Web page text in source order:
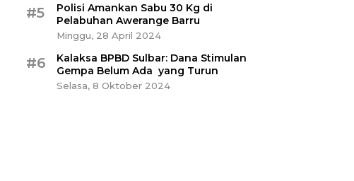
#5
Polisi Amankan Sabu 30 Kg di
Pelabuhan Awerange Barru
Minggu, 28 April 2024
#6
Kalaksa BPBD Sulbar: Dana Stimulan
Gempa Belum Ada yang Turun
Selasa, 8 Oktober 2024